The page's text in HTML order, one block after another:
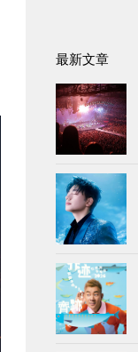
最新文章